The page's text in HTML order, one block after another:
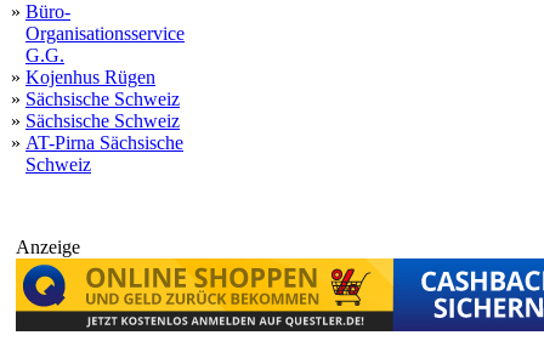
» Büro-
Organisationsservice
G.G.
» Kojenhus Rügen
» Sächsische Schweiz
» Sächsische Schweiz
» AT-Pirna Sächsische
Schweiz
Anzeige